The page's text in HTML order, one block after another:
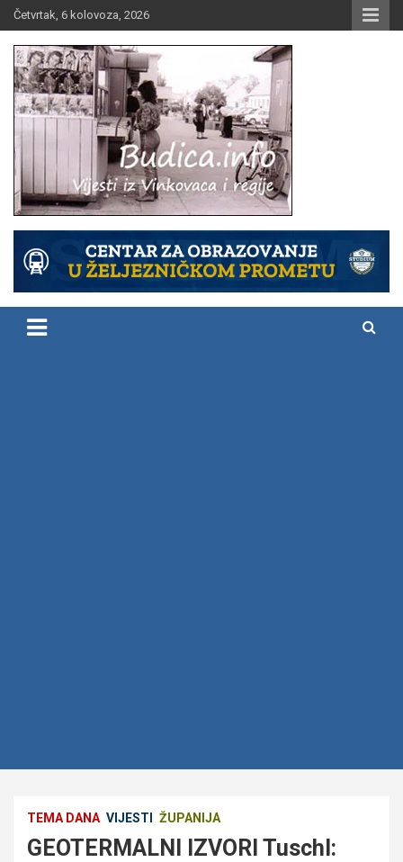
Skip
to
content
Četvrtak, 6 kolovoza, 2026
Budica.info
TEMA DANA VIJESTI ŽUPANIJA
GEOTERMALNI IZVORI Tuschl: